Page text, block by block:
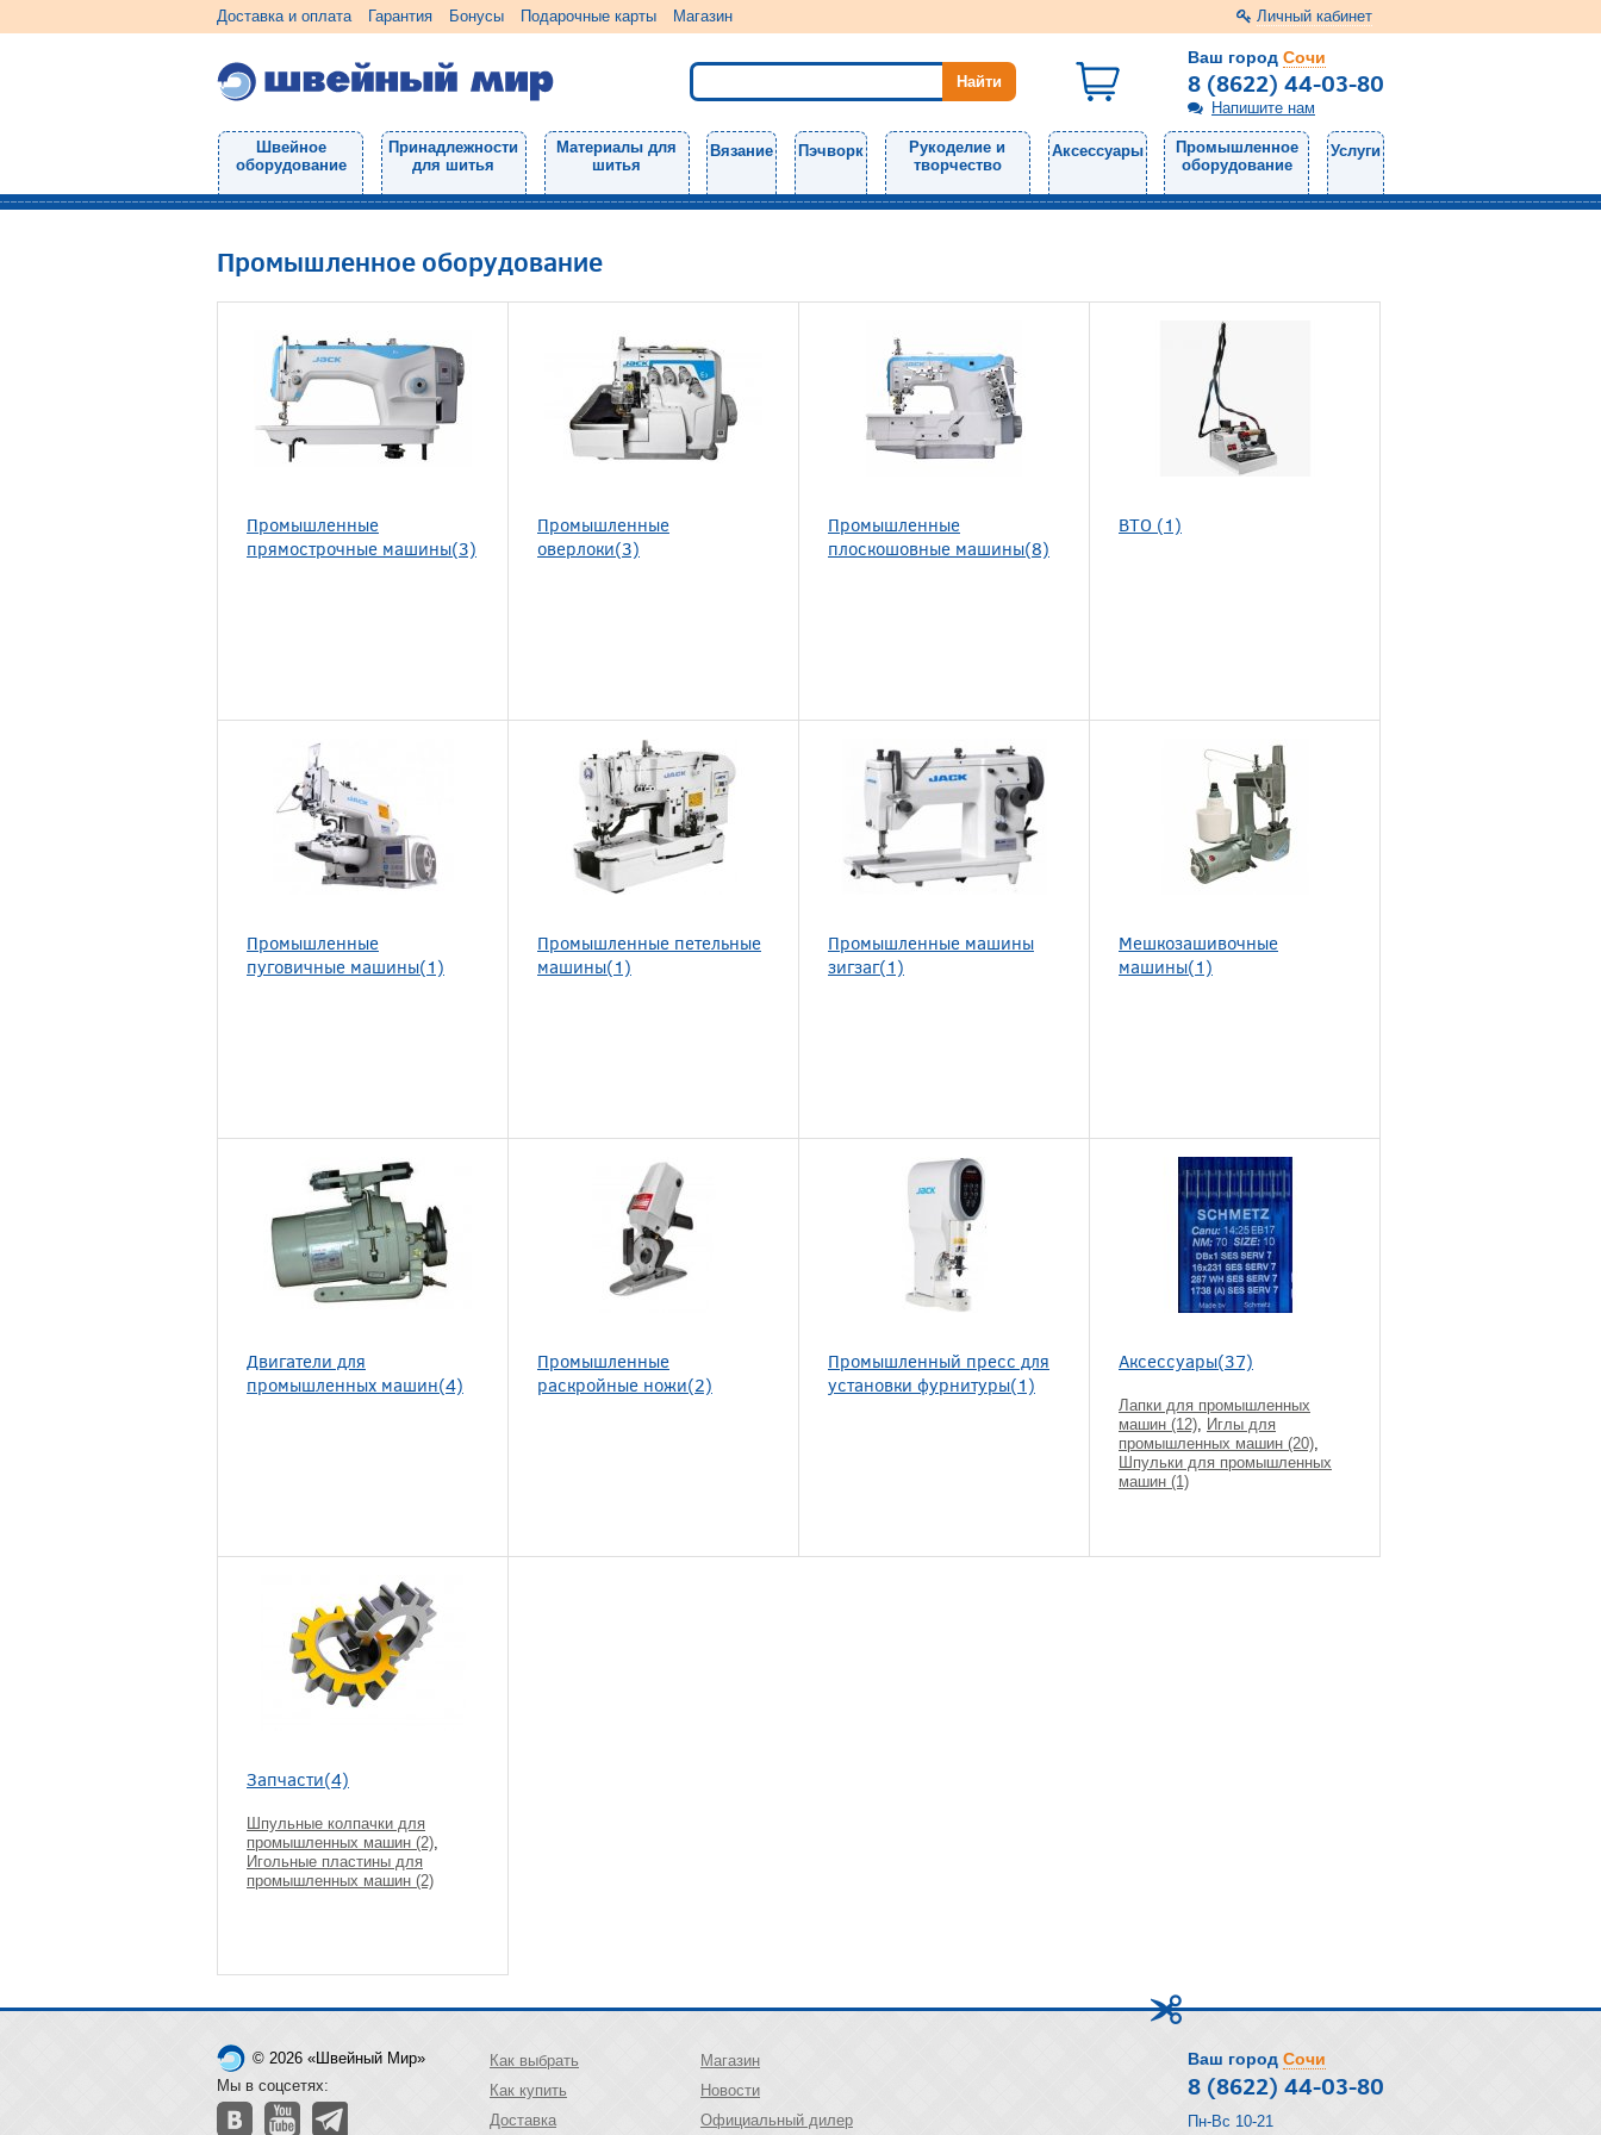
Доставка и оплата Гарантия Бонусы Подарочные карты Магазин Личный кабинет
Ваш город Сочи
8 (8622) 44-03-80
Напишите нам
Швейное
оборудование
Принадлежности
для шитья
Материалы для
шитья
Вязание Пэчворк
Рукоделие и
творчество
Аксессуары
Промышленное
оборудование
Услуги
Промышленное оборудование
Промышленные
прямострочные машины(3)
Промышленные
оверлоки(3)
Промышленные
плоскошовные машины(8)
ВТО (1)
Промышленные
пуговичные машины(1)
Промышленные петельные
машины(1)
Промышленные машины
зигзаг(1)
Мешкозашивочные
машины(1)
Двигатели для
промышленных машин(4)
Промышленные
раскройные ножи(2)
Промышленный пресс для
установки фурнитуры(1)
Аксессуары(37)
Лапки для промышленных
машин (12), Иглы для
промышленных машин (20),
Шпульки для промышленных
машин (1)
Запчасти(4)
Шпульные колпачки для
промышленных машин (2),
Игольные пластины для
промышленных машин (2)
© 2026 «Швейный Мир»
Мы в соцсетях:
Как выбрать
Как купить
Доставка
Магазин
Новости
Официальный дилер
Ваш город Сочи
8 (8622) 44-03-80
Пн-Вс 10-21